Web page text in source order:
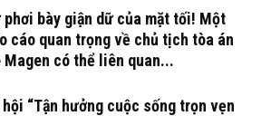
phơi bày giận dữ của mặt tối! Một
cáo quan trọng về chủ tịch tòa án
Magen có thể liên quan...
hội “Tận hưởng cuộc sống trọn vẹn